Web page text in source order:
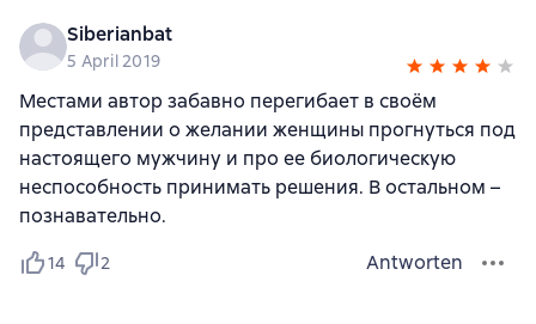
Siberianbat
5 April 2019
Местами автор забавно перегибает в своём
представлении о желании женщины прогнуться под
настоящего мужчину и про ее биологическую
неспособность принимать решения. В остальном –
познавательно.
14 2 Antworten